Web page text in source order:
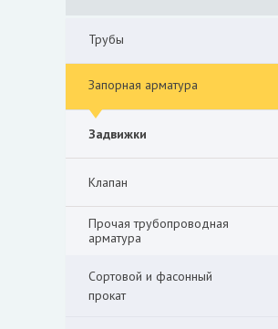
Трубы
Запорная арматура
Задвижки
Клапан
Прочая трубопроводная
арматура
Сортовой и фасонный
прокат